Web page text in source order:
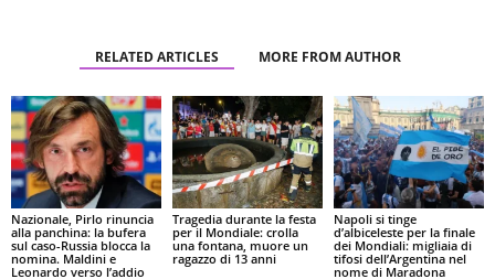
RELATED ARTICLES MORE FROM AUTHOR
Nazionale, Pirlo rinuncia
alla panchina: la bufera
sul caso-Russia blocca la
nomina. Maldini e
Leonardo verso l’addio
Tragedia durante la festa
per il Mondiale: crolla
una fontana, muore un
ragazzo di 13 anni
Napoli si tinge
d’albiceleste per la finale
dei Mondiali: migliaia di
tifosi dell’Argentina nel
nome di Maradona